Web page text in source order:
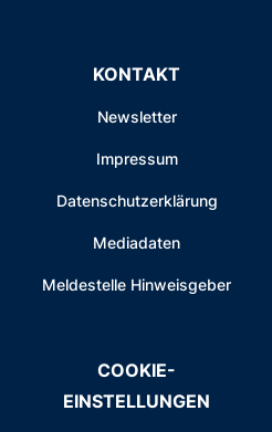
KONTAKT
Newsletter
Impressum
Datenschutzerklärung
Mediadaten
Meldestelle Hinweisgeber
COOKIE-
EINSTELLUNGEN